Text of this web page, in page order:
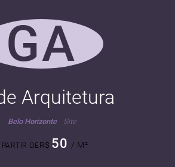
GA
Arquitetura
Belo Horizonte Site
PARTIR DER$ 50 / M²